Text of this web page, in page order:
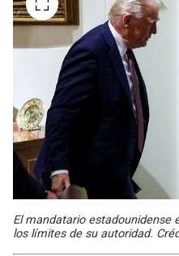
El mandatario
los límites de su autoridad.